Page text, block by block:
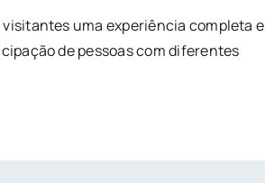
uma experiência completa e
de pessoas com diferentes